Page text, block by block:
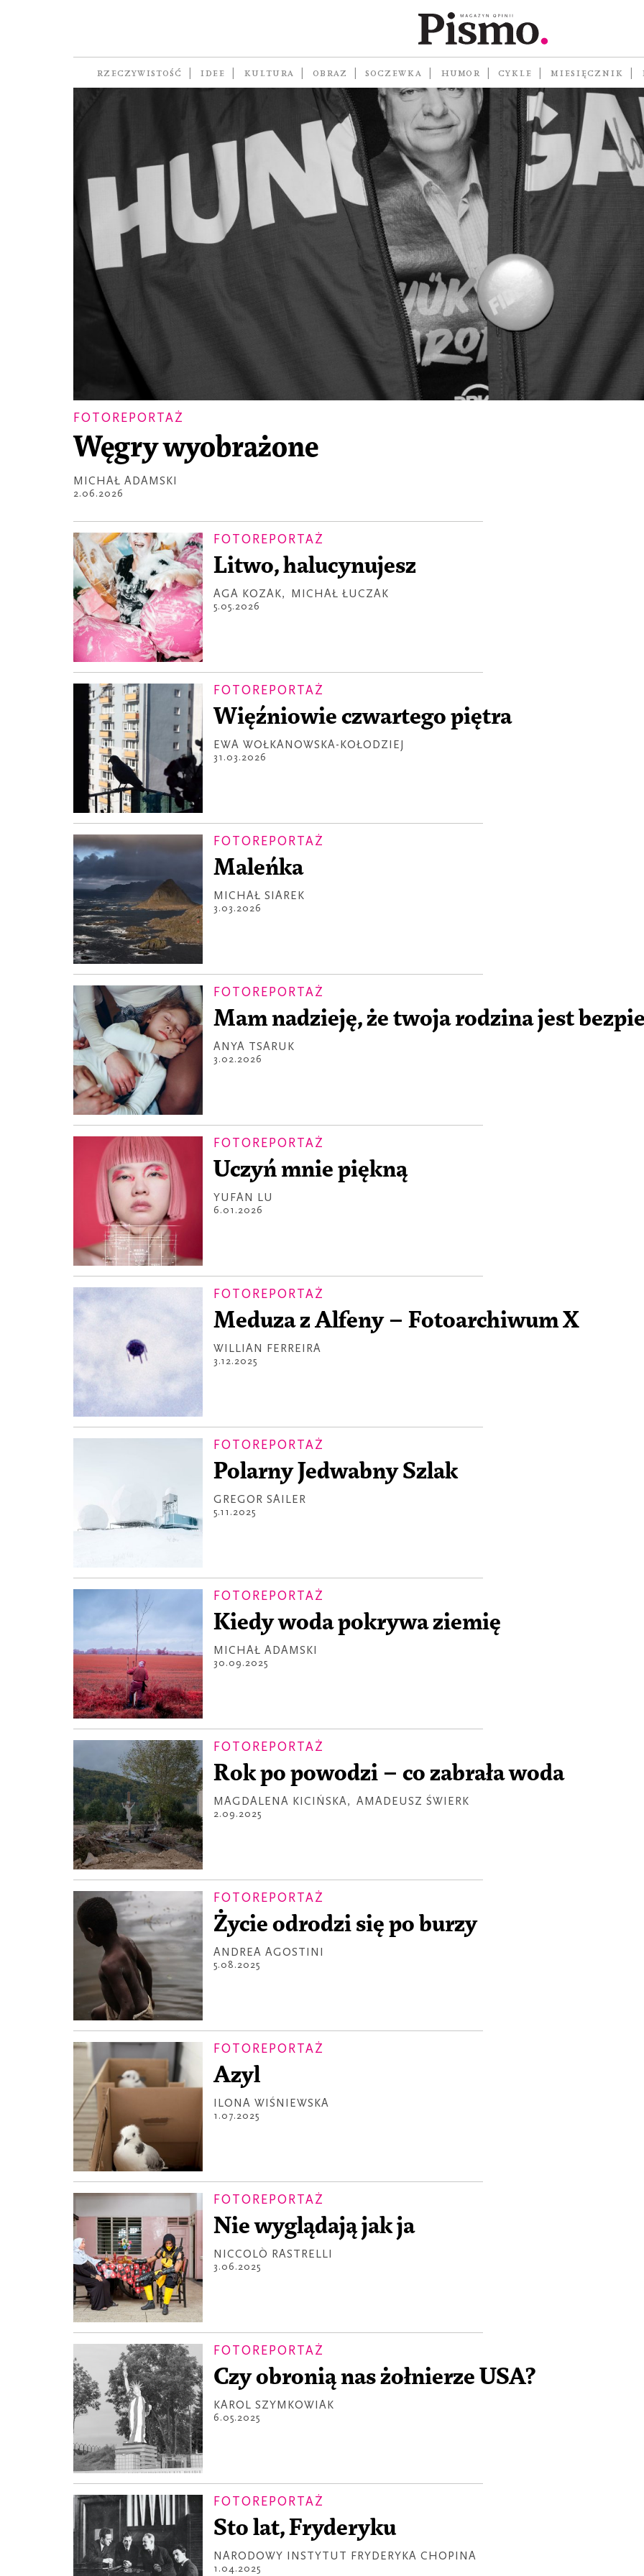
RZECZYWISTOŚĆ IDEE KULTURA OBRAZ SOCZEWKA HUMOR CYKLE MIESIĘCZNIK
FOTOREPORTAŻ
Węgry wyobrażone
MICHAŁ ADAMSKI
2.06.2026
FOTOREPORTAŻ
Litwo, halucynujesz
AGA KOZAK, MICHAŁ ŁUCZAK
5.05.2026
FOTOREPORTAŻ
Więźniowie czwartego piętra
EWA WOŁKANOWSKA-KOŁODZIEJ
31.03.2026
FOTOREPORTAŻ
Maleńka
MICHAŁ SIAREK
3.03.2026
FOTOREPORTAŻ
Mam nadzieję, że twoja rodzina jest
ANYA TSARUK
3.02.2026
FOTOREPORTAŻ
Uczyń mnie piękną
YUFAN LU
6.01.2026
FOTOREPORTAŻ
Meduza z Alfeny – Fotoarchiwum X
WILLIAN FERREIRA
3.12.2025
FOTOREPORTAŻ
Polarny Jedwabny Szlak
GREGOR SAILER
5.11.2025
FOTOREPORTAŻ
Kiedy woda pokrywa ziemię
MICHAŁ ADAMSKI
30.09.2025
FOTOREPORTAŻ
Rok po powodzi – co zabrała woda
MAGDALENA KICIŃSKA, AMADEUSZ ŚWIERK
2.09.2025
FOTOREPORTAŻ
Życie odrodzi się po burzy
ANDREA AGOSTINI
5.08.2025
FOTOREPORTAŻ
Azyl
ILONA WIŚNIEWSKA
1.07.2025
FOTOREPORTAŻ
Nie wyglądają jak ja
NICCOLÒ RASTRELLI
3.06.2025
FOTOREPORTAŻ
Czy obronią nas żołnierze USA?
KAROL SZYMKOWIAK
6.05.2025
FOTOREPORTAŻ
Sto lat, Fryderyku
NARODOWY INSTYTUT FRYDERYKA CHOPINA
1.04.2025